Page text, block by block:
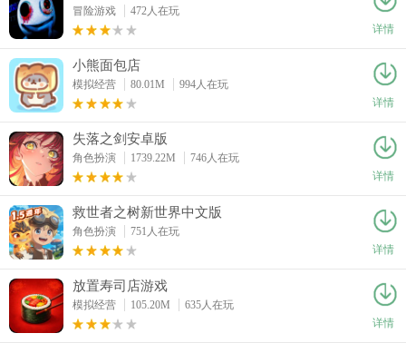
冒险游戏
472人在玩
详情
小熊面包店
模拟经营 80.01M
994人在玩
详情
失落之剑安卓版
角色扮演 1739.22M
746人在玩
详情
救世者之树新世界中文版
角色扮演
751人在玩
详情
放置寿司店游戏
模拟经营 105.20M
635人在玩
详情